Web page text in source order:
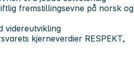
fremstillingsevne på norsk og
videreutvikling
kjerneverdier RESPEKT,